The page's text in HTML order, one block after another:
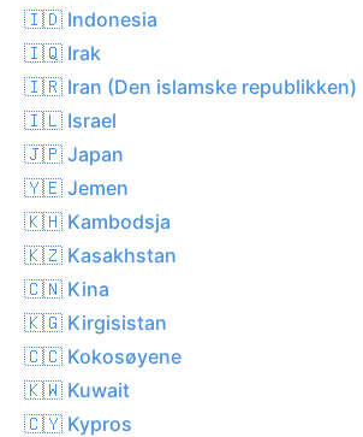
🇮🇩 Indonesia
🇮🇶 Irak
🇮🇷 Iran (Den islamske republikken)
🇮🇱 Israel
🇯🇵 Japan
🇾🇪 Jemen
🇰🇭 Kambodsja
🇰🇿 Kasakhstan
🇨🇳 Kina
🇰🇬 Kirgisistan
🇨🇨 Kokosøyene
🇰🇼 Kuwait
🇨🇾 Kypros